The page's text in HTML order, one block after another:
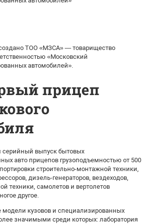
ТОО «МЗСА» — товарищество
«Московский
автомобилей».
прицеп
серийный выпуск бытовых
авто прицепов грузоподъемностью от 500
строительно-монтажной техники,
дизель-генераторов, вездеходов,
техники, самолетов и вертолетов
другое.
модели кузовов и специализированных
значимыми среди которых: лаборатория